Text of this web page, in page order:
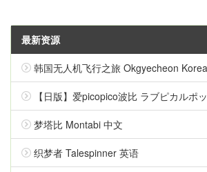
最新资源
韩国无人机飞行之旅 Okgyecheon Korean Drone Flying
【日版】爱picopico波比 ラブピカルポ
梦塔比 Montabi 中文
织梦者 Talespinner 英语